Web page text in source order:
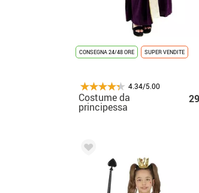
CONSEGNA 24/48 ORE SUPER VENDITE
4.34/5.00
Costume da
principessa
medievale viola a